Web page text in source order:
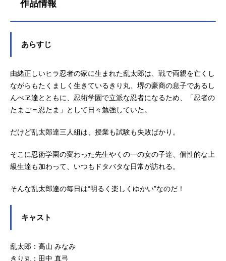
作品情報
あらすじ
由緒正しいヒラ忍者の家に生まれた乱太郎は、戦で両親を亡くし
ながらもたくましく生きているきり丸、堺の豪商の息子であるし
んべヱ達とともに、忍術学園で立派な忍者になるため、「忍者の
たまご＝忍たま」として日々勉強していた。
だけど乱太郎達三人組は、授業も試験も失敗ばかり。
そこに忍術学園の変わった先生やくの一の女の子達、個性的な上
級生達も加わって、いつもドタバタな日常が訪れる。
そんな乱太郎達の毎日は“明るく楽しくゆかい”なのだ！
キャスト
乱太郎：高山 みなみ
きり丸：田中 真弓